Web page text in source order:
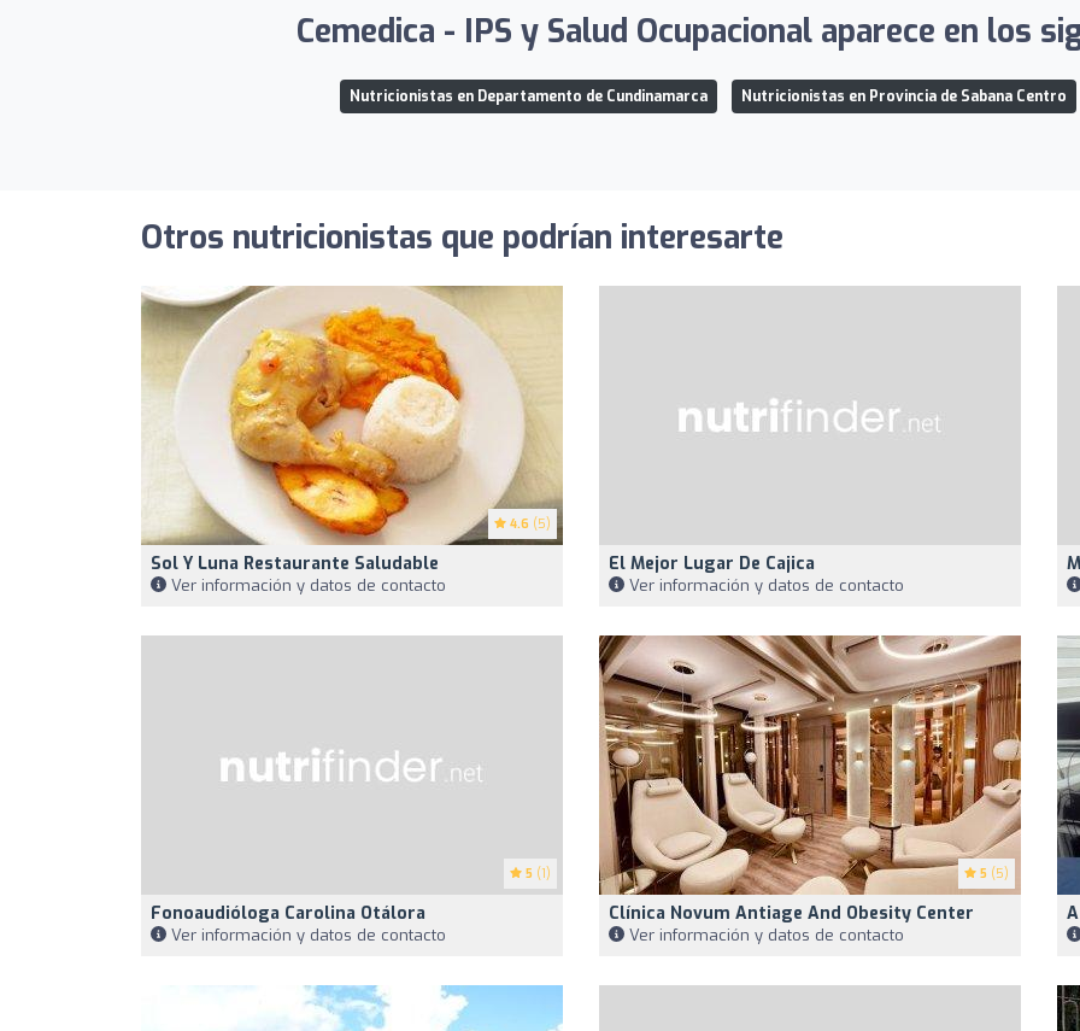
Cemedica - IPS y Salud Ocupacional aparece en los
Nutricionistas en Departamento de Cundinamarca Nutricionistas en Provincia de Sabana Centro
Otros nutricionistas que podrían interesarte
4.6 (5)
Sol Y Luna Restaurante Saludable
Ver información y datos de contacto
El Mejor Lugar De Cajica
Ver información y datos de contacto
5 (1)
Fonoaudióloga Carolina Otálora
Ver información y datos de contacto
5 (5)
Clínica Novum Antiage And Obesity Center
Ver información y datos de contacto